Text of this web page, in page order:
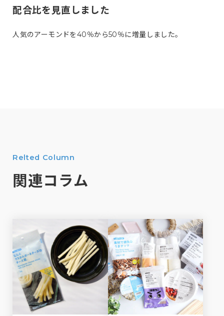
配合比を見直しました
人気のアーモンドを40％から50％に増量しました。
Relted Column
関連コラム